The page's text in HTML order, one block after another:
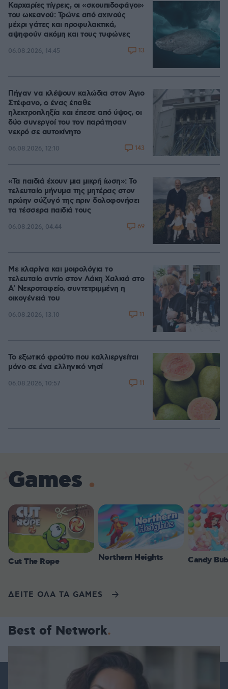
Καρχαρίες τίγρεις, οι «σκουπιδοφάγοι»
του ωκεανού: Τρώνε από αχινούς
μέχρι γάτες και προφυλακτικά,
αψηφούν ακόμη και τους τυφώνες
06.08.2026, 14:45 13
Πήγαν να κλέψουν καλώδια στον Άγιο
Στέφανο, ο ένας έπαθε
ηλεκτροπληξία και έπεσε από ύψος, οι
δύο συνεργοί του τον παράτησαν
νεκρό σε αυτοκίνητο
06.08.2026, 12:10 143
«Τα παιδιά έχουν μια μικρή ίωση»: Το
τελευταίο μήνυμα της μητέρας στον
πρώην σύζυγό της πριν δολοφονήσει
τα τέσσερα παιδιά τους
06.08.2026, 04:44 69
Με κλαρίνα και μοιρολόγια το
τελευταίο αντίο στον Λάκη Χαλκιά στο
A' Νεκροταφείο, συντετριμμένη η
οικογένειά του
06.08.2026, 13:10 11
Το εξωτικό φρούτο που καλλιεργείται
μόνο σε ένα ελληνικό νησί
06.08.2026, 10:57 11
Games
Cut The Rope Northern Heights Candy
ΔΕΙΤΕ ΟΛΑ ΤΑ GAMES
Best of Network